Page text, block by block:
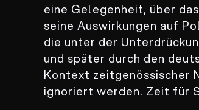
eine Gelegenheit, über
seine Auswirkungen auf
die unter der
und später durch den
Kontext zeitgenössischer
ignoriert werden. Zeit für